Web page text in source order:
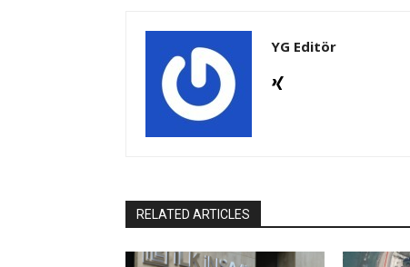
YG Editör
RELATED ARTICLES